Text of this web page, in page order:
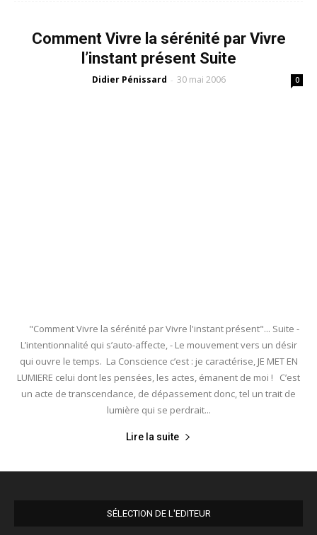
Comment Vivre la sérénité par Vivre
l’instant présent Suite
Didier Pénissard - 30 mai 2006 0
"Comment Vivre la sérénité par Vivre l'instant présent"... Suite -
L’intentionnalité qui s’auto-affecte, - Le mouvement vers un désir
qui ouvre le temps. La Conscience c’est : je caractérise, JE MET EN
LUMIERE celui dont les pensées, les actes, émanent de moi ! C’est
un acte de transcendance, de dépassement donc, tel un trait de
lumière qui se perdrait...
Lire la suite
SÉLECTION DE L'EDITEUR